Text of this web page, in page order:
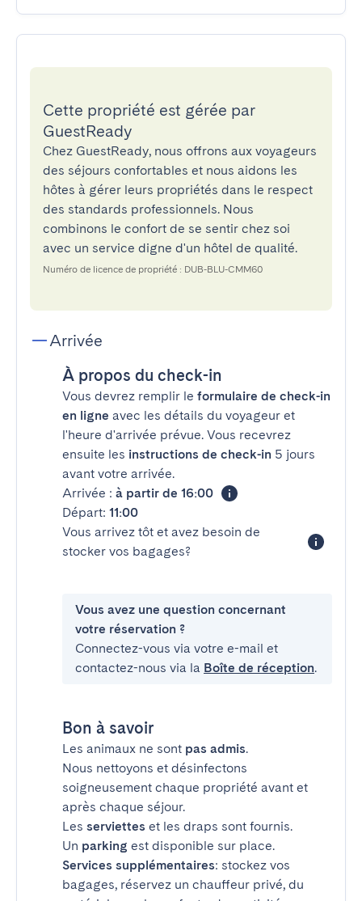
Cette propriété est gérée par
GuestReady
Chez GuestReady, nous offrons aux voyageurs
des séjours confortables et nous aidons les
hôtes à gérer leurs propriétés dans le respect
des standards professionnels. Nous
combinons le confort de se sentir chez soi
avec un service digne d'un hôtel de qualité.
Numéro de licence de propriété : DUB-BLU-CMM60
Arrivée
À propos du check-in
Vous devrez remplir le formulaire de check-in
en ligne avec les détails du voyageur et
l'heure d'arrivée prévue. Vous recevrez
ensuite les instructions de check-in 5 jours
avant votre arrivée.
Arrivée : à partir de 16:00
Départ: 11:00
Vous arrivez tôt et avez besoin de
stocker vos bagages?
Vous avez une question concernant
votre réservation ?
Connectez-vous via votre e-mail et
contactez-nous via la Boîte de réception.
Bon à savoir
Les animaux ne sont pas admis.
Nous nettoyons et désinfectons
soigneusement chaque propriété avant et
après chaque séjour.
Les serviettes et les draps sont fournis.
Un parking est disponible sur place.
Services supplémentaires: stockez vos
bagages, réservez un chauffeur privé, du